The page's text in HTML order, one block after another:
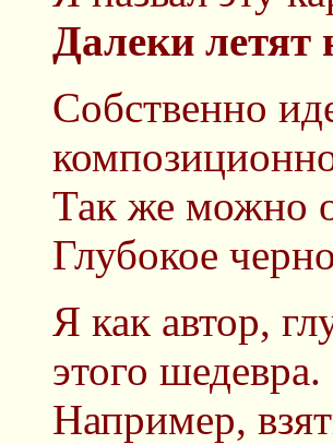
Далеки летят
Собственно
Так же можно
Глубокое
Я как автор,
этого шедевра.
Например,